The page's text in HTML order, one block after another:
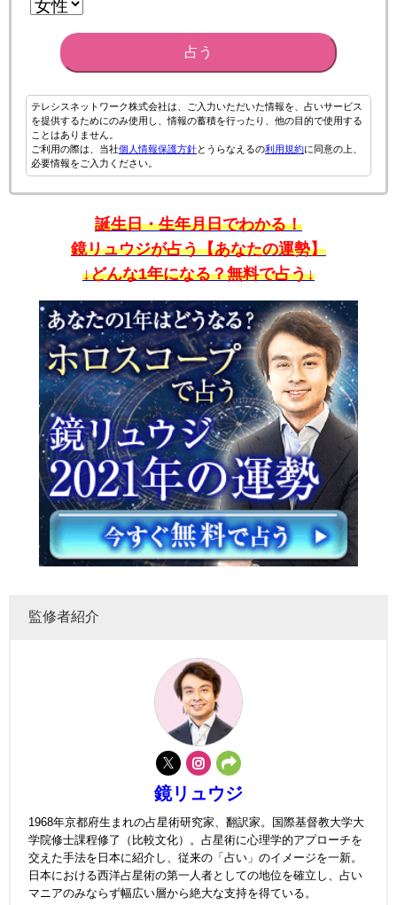
占う
テレシスネットワーク株式会社は、ご入力いただいた情報を、占いサービス
を提供するためにのみ使用し、情報の蓄積を行ったり、他の目的で使用する
ことはありません。
ご利用の際は、当社個人情報保護方針とうらなえるの利用規約に同意の上、
必要情報をご入力ください。
誕生日・生年月日でわかる！
鏡リュウジが占う【あなたの運勢】
↓どんな1年になる？無料で占う↓
監修者紹介
鏡リュウジ
1968年京都府生まれの占星術研究家、翻訳家。国際基督教大学大
学院修士課程修了（比較文化）。占星術に心理学的アプローチを
交えた手法を日本に紹介し、従来の「占い」のイメージを一新。
日本における西洋占星術の第一人者としての地位を確立し、占い
マニアのみならず幅広い層から絶大な支持を得ている。